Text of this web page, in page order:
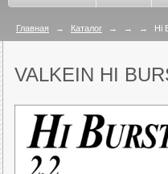
Главная → Каталог → → → Hi
VALKEIN HI